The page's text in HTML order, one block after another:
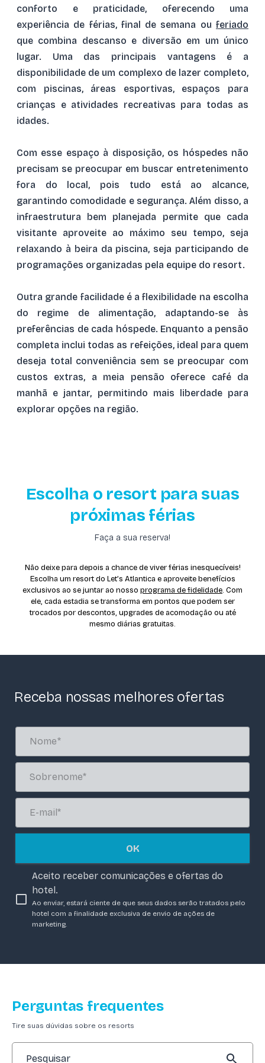
conforto e praticidade, oferecendo uma
experiência de férias, final de semana ou feriado
que combina descanso e diversão em um único
lugar. Uma das principais vantagens é a
disponibilidade de um complexo de lazer completo,
com piscinas, áreas esportivas, espaços para
crianças e atividades recreativas para todas as
idades.
Com esse espaço à disposição, os hóspedes não
precisam se preocupar em buscar entretenimento
fora do local, pois tudo está ao alcance,
garantindo comodidade e segurança. Além disso, a
infraestrutura bem planejada permite que cada
visitante aproveite ao máximo seu tempo, seja
relaxando à beira da piscina, seja participando de
programações organizadas pela equipe do resort.
Outra grande facilidade é a flexibilidade na escolha
do regime de alimentação, adaptando-se às
preferências de cada hóspede. Enquanto a pensão
completa inclui todas as refeições, ideal para quem
deseja total conveniência sem se preocupar com
custos extras, a meia pensão oferece café da
manhã e jantar, permitindo mais liberdade para
explorar opções na região.
Escolha o resort para suas
próximas férias
Faça a sua reserva!
Não deixe para depois a chance de viver férias inesquecíveis!
Escolha um resort do Let’s Atlantica e aproveite benefícios
exclusivos ao se juntar ao nosso programa de fidelidade. Com
ele, cada estadia se transforma em pontos que podem ser
trocados por descontos, upgrades de acomodação ou até
mesmo diárias gratuitas.
Receba nossas melhores ofertas
OK
Aceito receber comunicações e ofertas do
hotel.
Ao enviar, estará ciente de que seus dados serão tratados pelo
hotel com a finalidade exclusiva de envio de ações de
marketing.
Perguntas frequentes
Tire suas dúvidas sobre os resorts
Pesquisar